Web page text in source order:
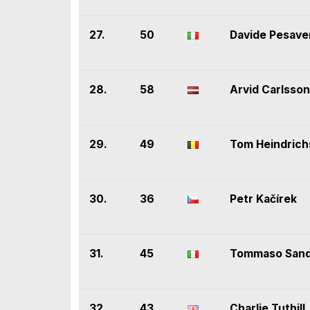
27. 50 Davide
28. 58 Arvid Carlsson
29. 49 Tom
30. 36 Petr Kačírek
31. 45 Tommaso